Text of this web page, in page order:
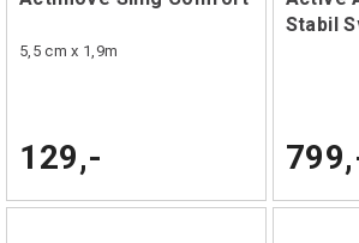
5,5 cm x 1,9m
129,-
Stabil